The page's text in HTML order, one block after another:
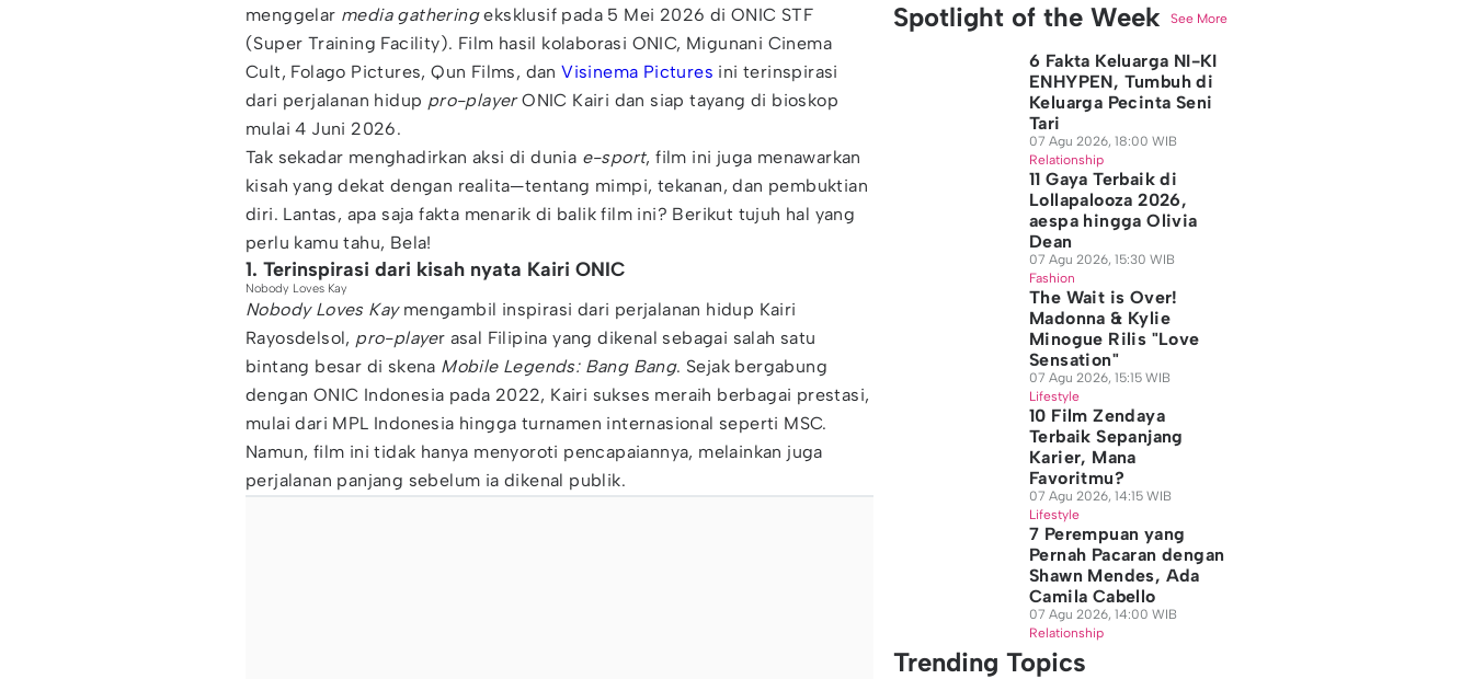
menggelar media gatheringeksklusif pada 5 Mei 2026 di ONIC STF
(Super Training Facility). Film hasil kolaborasi ONIC, Migunani Cinema
Cult, Folago Pictures, Qun Films, danVisinema Pictures ini terinspirasi
dari perjalanan hidup pro-playerONIC Kairi dan siap tayang di bioskop
mulai 4 Juni 2026.
Tak sekadar menghadirkan aksi di dunia e-sport, film ini juga menawarkan
kisah yang dekat dengan realita—tentang mimpi, tekanan, dan pembuktian
diri. Lantas, apa saja fakta menarik di balik film ini? Berikut tujuh hal yang
perlu kamu tahu, Bela!
1. Terinspirasi dari kisah nyata Kairi ONIC
Nobody Loves Kay
Nobody Loves Kaymengambil inspirasi dari perjalanan hidup Kairi
Rayosdelsol, pro-player asal Filipina yang dikenal sebagai salah satu
bintang besar di skena Mobile Legends: Bang Bang. Sejak bergabung
dengan ONIC Indonesia pada 2022, Kairi sukses meraih berbagai prestasi,
mulai dari MPL Indonesia hingga turnamen internasional seperti MSC.
Namun, film ini tidak hanya menyoroti pencapaiannya, melainkan juga
perjalanan panjang sebelum ia dikenal publik.
Spotlight of the Week See More
6 Fakta Keluarga NI-KI
ENHYPEN, Tumbuh di
Keluarga Pecinta Seni
Tari
07 Agu 2026, 18:00 WIB
Relationship
11 Gaya Terbaik di
Lollapalooza 2026,
aespa hingga Olivia
Dean
07 Agu 2026, 15:30 WIB
Fashion
The Wait is Over!
Madonna & Kylie
Minogue Rilis "Love
Sensation"
07 Agu 2026, 15:15 WIB
Lifestyle
10 Film Zendaya
Terbaik Sepanjang
Karier, Mana
Favoritmu?
07 Agu 2026, 14:15 WIB
Lifestyle
7 Perempuan yang
Pernah Pacaran dengan
Shawn Mendes, Ada
Camila Cabello
07 Agu 2026, 14:00 WIB
Relationship
Trending Topics